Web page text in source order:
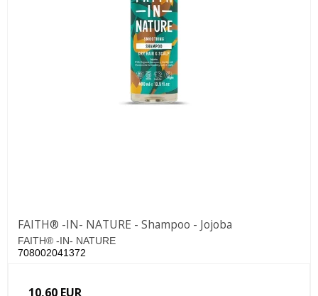
FAITH® -IN- NATURE - Shampoo - Jojoba
FAITH® -IN- NATURE
708002041372
10,60 EUR